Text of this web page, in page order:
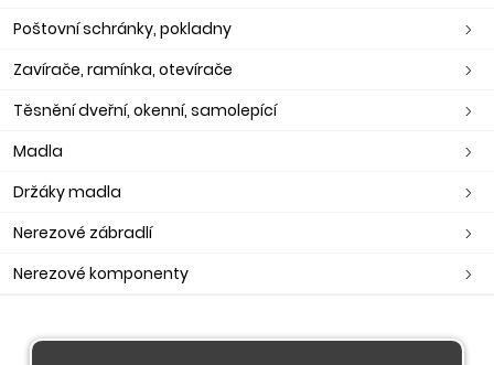
Poštovní schránky, pokladny
Zavírače, ramínka, otevírače
Těsnění dveřní, okenní, samolepící
Madla
Držáky madla
Nerezové zábradlí
Nerezové komponenty